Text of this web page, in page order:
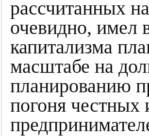
рассчитанных
очевидно, имел
капитализма
масштабе на
планированию
погоня честных